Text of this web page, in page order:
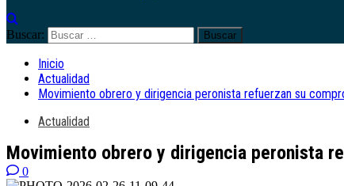
Buscar:
Inicio
Actualidad
Movimiento obrero y dirigencia peronista refuerzan su
Actualidad
Movimiento obrero y dirigencia peronista
0